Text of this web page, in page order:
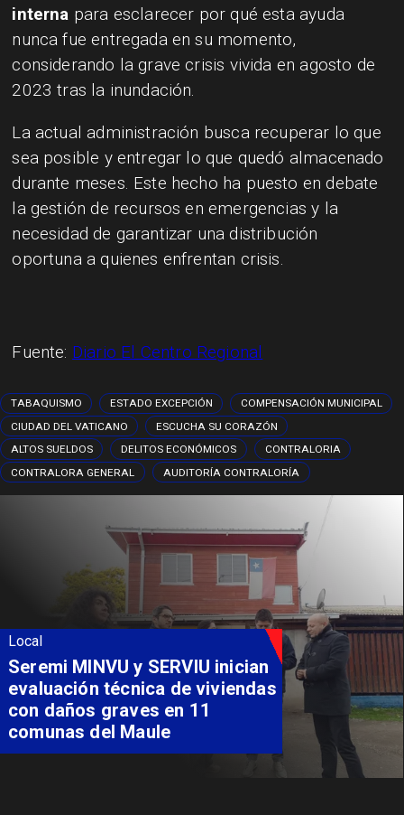
interna para esclarecer por qué esta ayuda
nunca fue entregada en su momento,
considerando la grave crisis vivida en agosto de
2023 tras la inundación.
La actual administración busca recuperar lo que
sea posible y entregar lo que quedó almacenado
durante meses. Este hecho ha puesto en debate
la gestión de recursos en emergencias y la
necesidad de garantizar una distribución
oportuna a quienes enfrentan crisis.
Fuente: Diario El Centro Regional
TABAQUISMO ESTADO EXCEPCIÓN
COMPENSACIÓN MUNICIPAL
CIUDAD DEL VATICANO
ESCUCHA SU CORAZÓN
ALTOS SUELDOS
DELITOS ECONÓMICOS
CONTRALORIA
CONTRALORA GENERAL
AUDITORÍA CONTRALORÍA
Local
Fondo Orasmi entrega apoyo a
familia de Romeral para
costear alimentación
especializada de niño con
Síndrome de Intestino Corto